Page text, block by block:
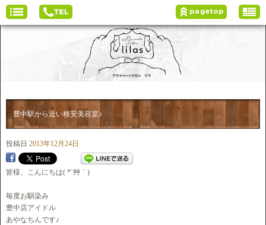
豊中駅から近い格安美容室♪
投稿日 2013年12月24日
皆様、こんにちは( *´艸｀)
毎度お馴染み
豊中店アイドル
あやなちんです♪